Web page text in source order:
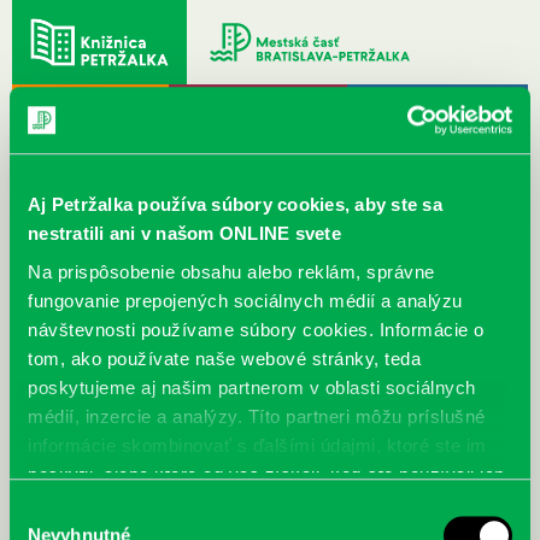
Aj Petržalka používa súbory cookies, aby ste sa
nestratili ani v našom ONLINE svete
Na prispôsobenie obsahu alebo reklám, správne
fungovanie prepojených sociálnych médií a analýzu
návštevnosti používame súbory cookies. Informácie o
tom, ako používate naše webové stránky, teda
poskytujeme aj našim partnerom v oblasti sociálnych
médií, inzercie a analýzy. Títo partneri môžu príslušné
informácie skombinovať s ďalšími údajmi, ktoré ste im
poskytli, alebo ktoré od vás získali, keď ste používali ich
Nevyhnutné
DOSPELÍ
MENU
Archív február 2021
Archív ▾